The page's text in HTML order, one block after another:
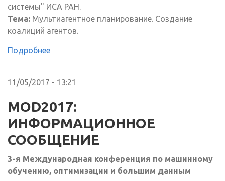
системы" ИСА РАН.
Тема: Мультиагентное планирование. Создание
коалиций агентов.
Подробнее
11/05/2017 - 13:21
MOD2017:
ИНФОРМАЦИОННОЕ
СООБЩЕНИЕ
3-я Международная конференция по машинному
обучению, оптимизации и большим данным